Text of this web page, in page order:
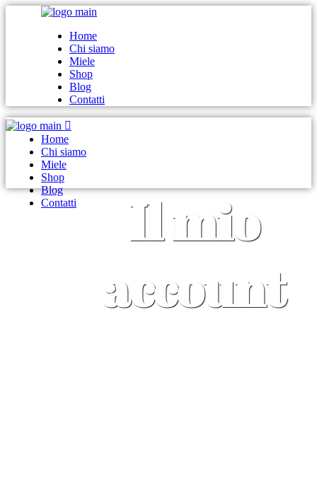
Home
Chi siamo
Miele
Shop
Blog
Contatti
Home
Chi siamo
Miele
Shop
Blog
Contatti
Il mio
account